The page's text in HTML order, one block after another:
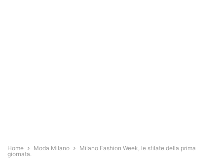
Home Moda Milano
Milano Fashion Week, le sfilate della prima
giornata.